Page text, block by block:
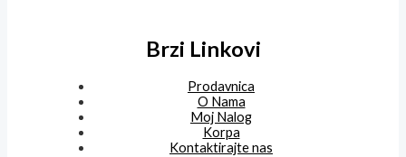
Brzi Linkovi
Prodavnica
O Nama
Moj Nalog
Korpa
Kontaktirajte nas